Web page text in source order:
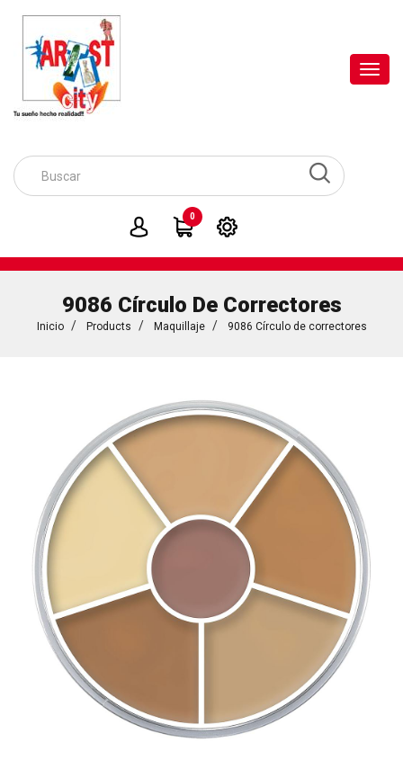
0
9086 Círculo De Correctores
Inicio Products Maquillaje 9086 Círculo de correctores